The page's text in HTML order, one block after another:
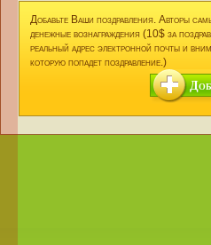
Добавьте Ваши поздравления. Авторы
денежные вознаграждения (10$ за
реальный адрес электронной почты и
которую попадет поздравление.)